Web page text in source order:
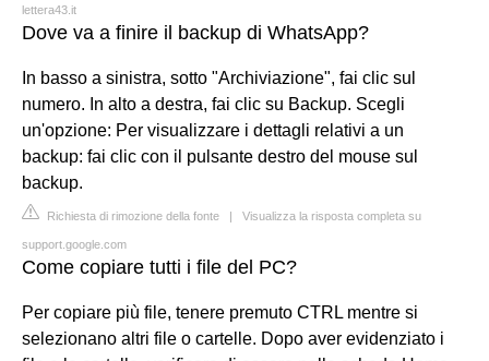
lettera43.it
Dove va a finire il backup di WhatsApp?
In basso a sinistra, sotto "Archiviazione", fai clic sul
numero. In alto a destra, fai clic su Backup. Scegli
un'opzione: Per visualizzare i dettagli relativi a un
backup: fai clic con il pulsante destro del mouse sul
backup.
Richiesta di rimozione della fonte | Visualizza la risposta completa su
support.google.com
Come copiare tutti i file del PC?
Per copiare più file, tenere premuto CTRL mentre si
selezionano altri file o cartelle. Dopo aver evidenziato i